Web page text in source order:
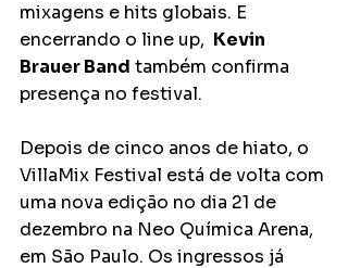
mixagens e hits globais. E
encerrando o line up, Kevin
Brauer Band também confirma
presença no festival.
Depois de cinco anos de hiato, o
VillaMix Festival está de volta com
uma nova edição no dia 21 de
dezembro na Neo Química Arena,
em São Paulo. Os ingressos já